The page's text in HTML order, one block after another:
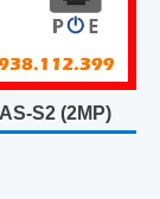
S2 (2MP)